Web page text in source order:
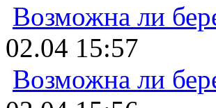
Возможна ли
02.04 15:57
Возможна ли